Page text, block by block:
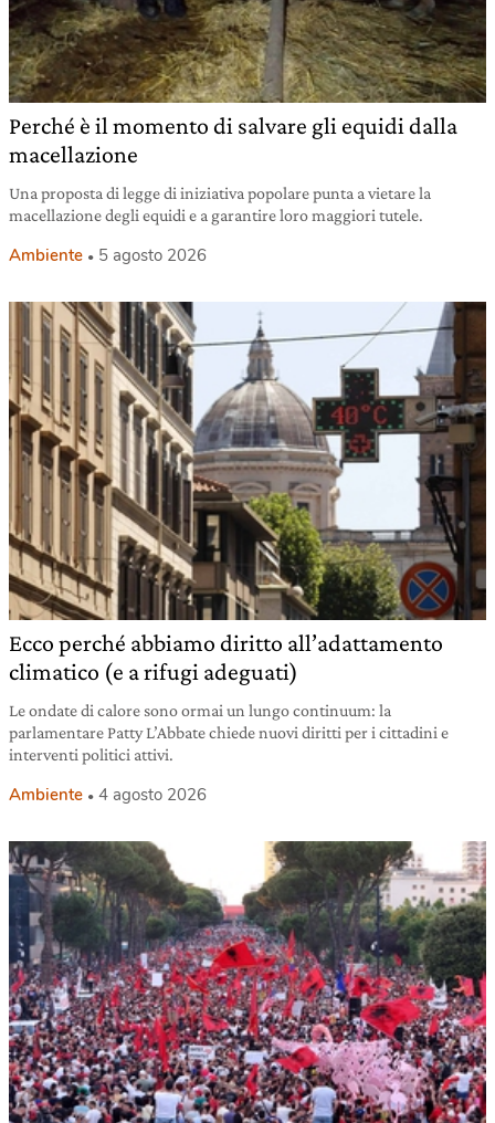
Perché è il momento di salvare gli equidi dalla
macellazione
Una proposta di legge di iniziativa popolare punta a vietare la
macellazione degli equidi e a garantire loro maggiori tutele.
Ambiente 5 agosto 2026
Ecco perché abbiamo diritto all’adattamento
climatico (e a rifugi adeguati)
Le ondate di calore sono ormai un lungo continuum: la
parlamentare Patty L’Abbate chiede nuovi diritti per i cittadini e
interventi politici attivi.
Ambiente 4 agosto 2026